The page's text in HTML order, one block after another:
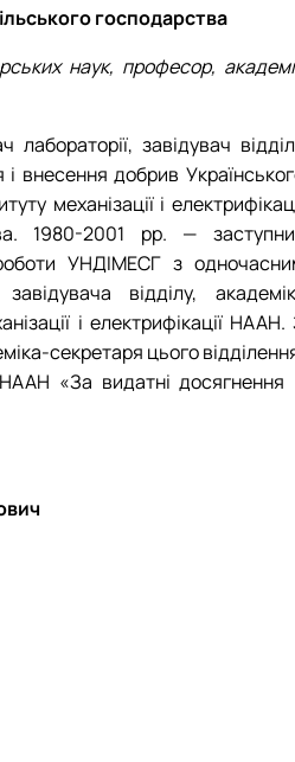
господарства
наук, професор,
лабораторії, завідувач
і внесення добрив
механізації і
1980-2001 рр. —
УНДІМЕСГ з
відділу,
і електрифікації НААН.
секретаря цього
«За видатні досягнення